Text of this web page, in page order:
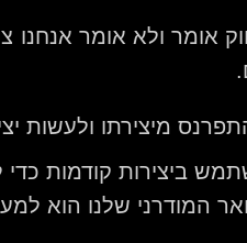
אומר ולא אומר
מיצירתו ולעשות
ביצירות קודמות
המודרני שלנו הוא